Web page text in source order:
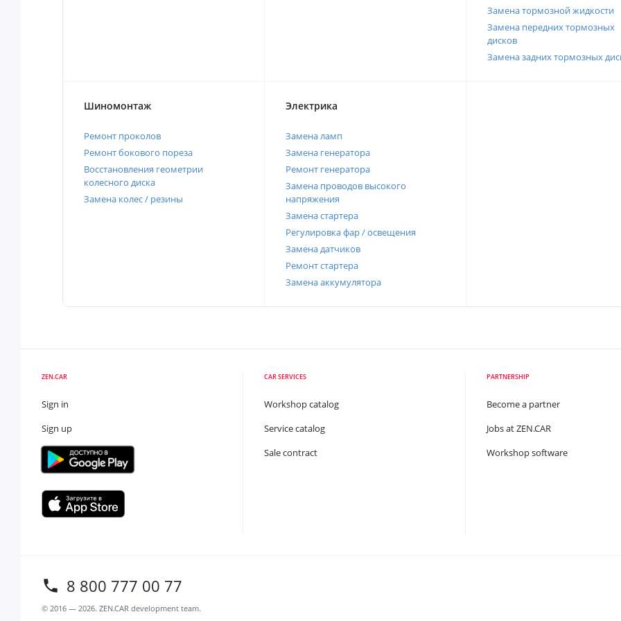
Замена тормозной жидкости
Замена передних тормозных
дисков
Замена задних тормозных
Шиномонтаж
Ремонт проколов
Ремонт бокового пореза
Восстановления геометрии
колесного диска
Замена колес / резины
Электрика
Замена ламп
Замена генератора
Ремонт генератора
Замена проводов высокого
напряжения
Замена стартера
Регулировка фар / освещения
Замена датчиков
Ремонт стартера
Замена аккумулятора
ZEN.CAR
Sign in
Sign up
CAR SERVICES
Workshop catalog
Service catalog
Sale contract
PARTNERSHIP
Become a partner
Jobs at ZEN.CAR
Workshop software
8 800 777 00 77
© 2016 — 2026. ZEN.CAR development team.